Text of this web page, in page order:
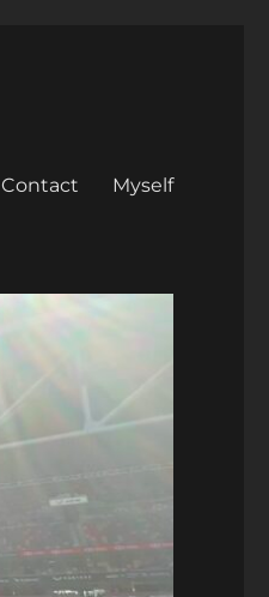
Contact Myself